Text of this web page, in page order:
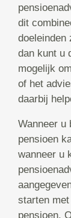
dit
doeleinden
dan kunt u
mogelijk
of het
daarbij
Wanneer u
pensioen
wanneer u
starten
pensioen.